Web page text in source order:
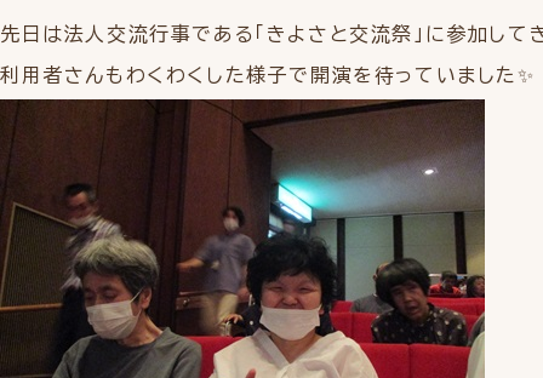
先日は法人交流行事である「きよさと交流祭」に参加して
利用者さんもわくわくした様子で開演を待っていました✨